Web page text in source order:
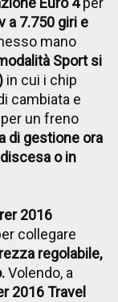
a 7.750 giri e
mano
Sport si
in cui i chip
cambiata e
un freno
di gestione ora
o in
2016
collegare
regolabile,
Volendo, a
2016 Travel